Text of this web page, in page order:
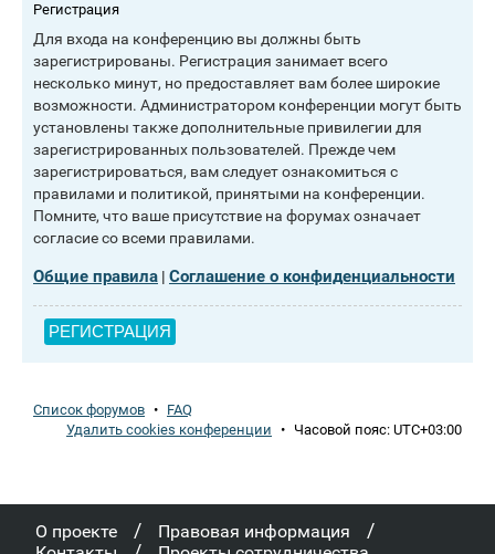
Регистрация
Для входа на конференцию вы должны быть
зарегистрированы. Регистрация занимает всего
несколько минут, но предоставляет вам более широкие
возможности. Администратором конференции могут быть
установлены также дополнительные привилегии для
зарегистрированных пользователей. Прежде чем
зарегистрироваться, вам следует ознакомиться с
правилами и политикой, принятыми на конференции.
Помните, что ваше присутствие на форумах означает
согласие со всеми правилами.
Общие правила | Соглашение о конфиденциальности
РЕГИСТРАЦИЯ
Список форумов • FAQ
Удалить cookies конференции • Часовой пояс: UTC+03:00
О проекте / Правовая информация /